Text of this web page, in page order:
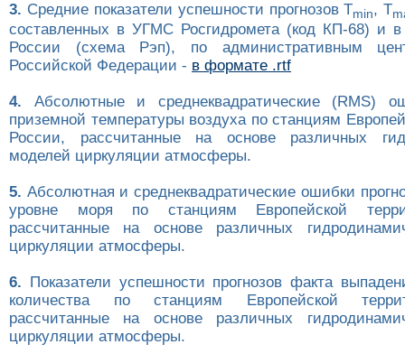
3. Средние показатели успешности прогнозов Tmin, T
составленных в УГМС Росгидромета (код КП-68) и в
России (схема Рэп), по административным
Российской Федерации - в формате .rtf
4. Абсолютные и среднеквадратические (RMS)
приземной температуры воздуха по станциям
России, рассчитанные на основе различных
моделей циркуляции атмосферы.
5. Абсолютная и среднеквадратические ошибки
уровне моря по станциям Европейской
рассчитанные на основе различных
циркуляции атмосферы.
6. Показатели успешности прогнозов факта
количества по станциям Европейской
рассчитанные на основе различных
циркуляции атмосферы.